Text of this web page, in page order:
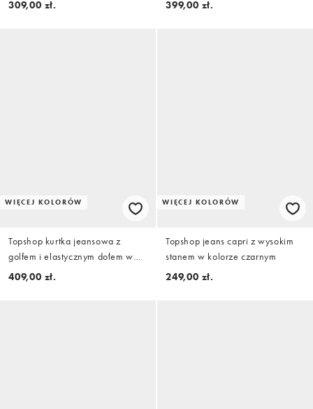
309,00 zł.
399,00 zł.
WIĘCEJ KOLORÓW
Topshop kurtka jeansowa z
golfem i elastycznym dołem w
kolorze bleach
409,00 zł.
WIĘCEJ KOLORÓW
Topshop jeans capri z wysokim
stanem w kolorze czarnym
249,00 zł.